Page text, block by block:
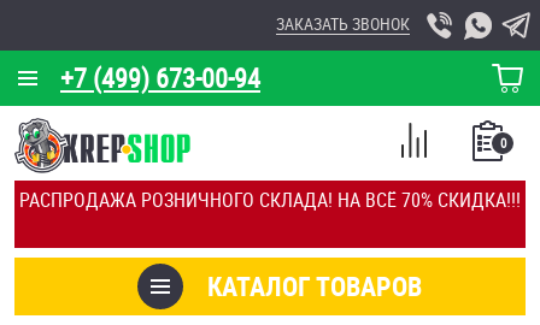
РАСПРОДАЖА РОЗНИЧНОГО СКЛАДА! НА ВСЁ 70% СКИДКА!!!
+7 (499) 673-00-94
ЗАКАЗАТЬ ЗВОНОК
КОРЗИНА
О КОМПАНИИ
КАЛЬКУЛЯТОР
ОТЗЫВЫ
КАТАЛОГ ТОВАРОВ
0
СПИСОК
СРАВНЕНИЕ